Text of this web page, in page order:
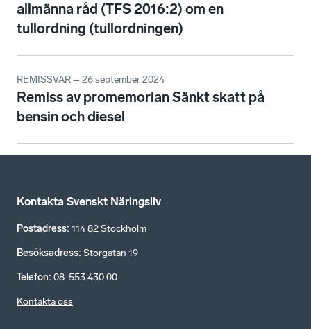
allmänna råd (TFS 2016:2) om en
tullordning (tullordningen)
REMISSVAR – 26 september 2024
Remiss av promemorian Sänkt skatt på
bensin och diesel
Kontakta Svenskt Näringsliv
Postadress: 114 82 Stockholm
Besöksadress: Storgatan 19
Telefon: 08-553 430 00
Kontakta oss